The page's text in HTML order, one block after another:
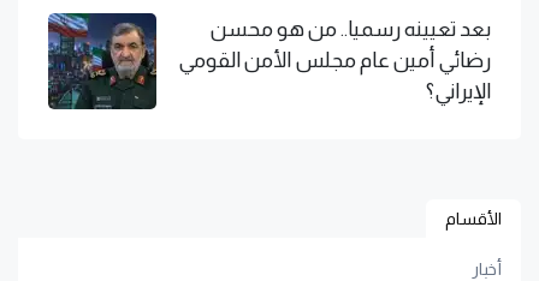
بعد تعيينه رسميا.. من هو محسن
رضائي أمين عام مجلس الأمن القومي
الإيراني؟
الأقسام
أخبار